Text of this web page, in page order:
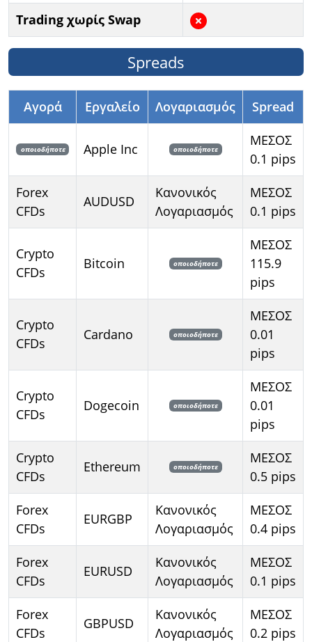
Trading χωρίς Swap
Spreads
Αγορά Εργαλείο Λογαριασμός Spread
οποιοδήποτε Apple Inc οποιοδήποτε
ΜΕΣΟΣ
0.1 pips
Forex
CFDs
AUDUSD
Κανονικός
Λογαριασμός
ΜΕΣΟΣ
0.1 pips
Crypto
CFDs
Bitcoin οποιοδήποτε
ΜΕΣΟΣ
115.9
pips
Crypto
CFDs
Cardano οποιοδήποτε
ΜΕΣΟΣ
0.01
pips
Crypto
CFDs
Dogecoin οποιοδήποτε
ΜΕΣΟΣ
0.01
pips
Crypto
CFDs
Ethereum οποιοδήποτε
ΜΕΣΟΣ
0.5 pips
Forex
CFDs
EURGBP
Κανονικός
Λογαριασμός
ΜΕΣΟΣ
0.4 pips
Forex
CFDs
EURUSD
Κανονικός
Λογαριασμός
ΜΕΣΟΣ
0.1 pips
Forex
CFDs
GBPUSD
Κανονικός
Λογαριασμός
ΜΕΣΟΣ
0.2 pips